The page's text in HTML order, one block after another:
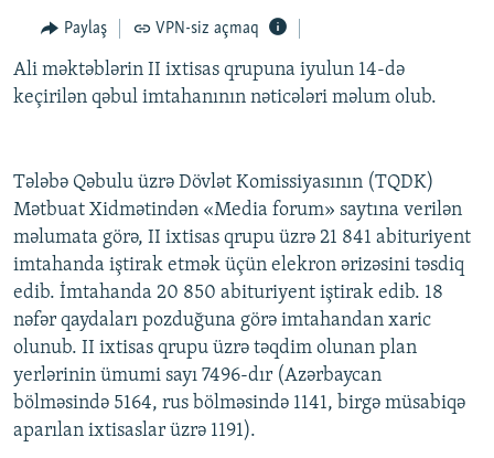
FƏRQƏ BAX
QANUNI DOĞRU
ARAŞDIRMA
VIDEO
FOTOQALEREYA
İNFOQRAFIKA
RADIO ARXIV
OXU ZALI
AZƏRBAYCAN ƏDƏBIYYATI KITABXANASI
İZ - MƏDƏNIYYƏT PROQRAMI
HAQQIMIZDA
MISSIYAMIZ
PEŞƏ ETIKASI VƏ JURNALISTIKA STANDARTLARIMIZ
MATERIALLARIMIZDAN ISTIFADƏ
AZADLIQRADIOSU MOBIL TELEFONUNUZDA
BIZIMLƏ ƏLAQƏ
BIZI IZLƏ
RFE/RL-in bütün saytları
Paylaş VPN-siz açmaq
Ali məktəblərin II ixtisas qrupuna iyulun 14-də
keçirilən qəbul imtahanının nəticələri məlum olub.
Tələbə Qəbulu üzrə Dövlət Komissiyasının (TQDK)
Mətbuat Xidmətindən «Media forum» saytına verilən
məlumata görə, II ixtisas qrupu üzrə 21 841 abituriyent
imtahanda iştirak etmək üçün elekron ərizəsini təsdiq
edib. İmtahanda 20 850 abituriyent iştirak edib. 18
nəfər qaydaları pozduğuna görə imtahandan xaric
olunub. II ixtisas qrupu üzrə təqdim olunan plan
yerlərinin ümumi sayı 7496-dır (Azərbaycan
bölməsində 5164, rus bölməsində 1141, birgə müsabiqə
aparılan ixtisaslar üzrə 1191).